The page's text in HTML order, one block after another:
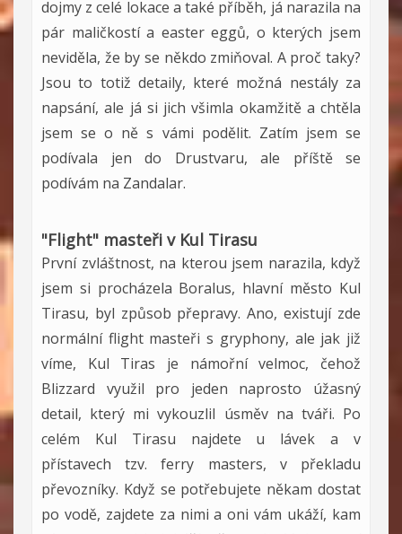
dojmy z celé lokace a také příběh, já narazila na
pár maličkostí a easter eggů, o kterých jsem
neviděla, že by se někdo zmiňoval. A proč taky?
Jsou to totiž detaily, které možná nestály za
napsání, ale já si jich všimla okamžitě a chtěla
jsem se o ně s vámi podělit. Zatím jsem se
podívala jen do Drustvaru, ale příště se
podívám na Zandalar.
"Flight" masteři v Kul Tirasu
První zvláštnost, na kterou jsem narazila, když
jsem si procházela Boralus, hlavní město Kul
Tirasu, byl způsob přepravy. Ano, existují zde
normální flight masteři s gryphony, ale jak již
víme, Kul Tiras je námořní velmoc, čehož
Blizzard využil pro jeden naprosto úžasný
detail, který mi vykouzlil úsměv na tváři. Po
celém Kul Tirasu najdete u lávek a v
přístavech tzv. ferry masters, v překladu
převozníky. Když se potřebujete někam dostat
po vodě, zajdete za nimi a oni vám ukáží, kam